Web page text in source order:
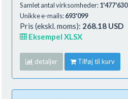
Samlet antal virksomheder:1'477'630
Unikke e-mails:693'099
Pris (ekskl. moms): 268.18 USD
Eksempel XLSX
detaljer Tilføj til kurv